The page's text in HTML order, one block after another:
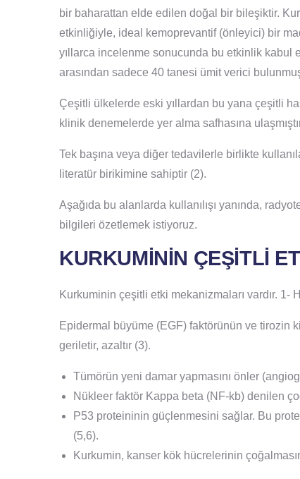
bir baharattan elde edilen doğal bir bileşiktir.
etkinliğiyle, ideal kemoprevantif (önleyici) bir
yıllarca incelenme sonucunda bu etkinlik
arasından sadece 40 tanesi ümit verici
Çeşitli ülkelerde eski yıllardan bu yana çeşitli
klinik denemelerde yer alma safhasına
Tek başına veya diğer tedavilerle birlikte
literatür birikimine sahiptir (2).
Aşağıda bu alanlarda kullanılışı yanında,
bilgileri özetlemek istiyoruz.
KURKUMİNİN ÇEŞİTLİ
Kurkuminin çeşitli etki mekanizmaları vardır. 1-
Epidermal büyüme (EGF) faktörünün ve tirozin
geriletir, azaltır (3).
Tümörün yeni damar yapmasını önler
Nükleer faktör Kappa beta (NF-kb) denilen
P53 proteininin güçlenmesini sağlar. Bu
(5,6).
Kurkumin, kanser kök hücrelerinin